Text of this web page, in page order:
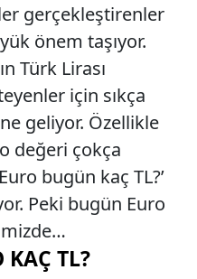
gerçekleştirenler
önem taşıyor.
Türk Lirası
için sıkça
geliyor. Özellikle
değeri çokça
bugün kaç TL?’
Peki bugün Euro
KAÇ TL?